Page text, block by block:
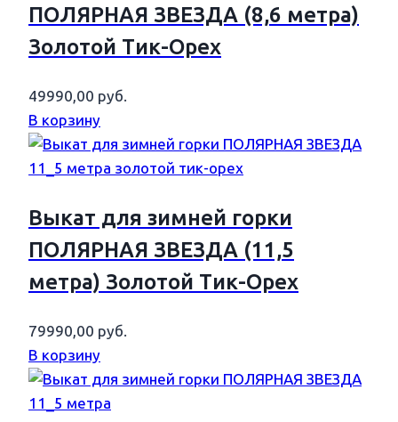
ПОЛЯРНАЯ ЗВЕЗДА (8,6 метра)
Золотой Тик-Орех
49990,00 руб.
В корзину
Выкат для зимней горки
ПОЛЯРНАЯ ЗВЕЗДА (11,5
метра) Золотой Тик-Орех
79990,00 руб.
В корзину